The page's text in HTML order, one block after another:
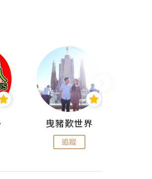
曳豬歎世界
追蹤